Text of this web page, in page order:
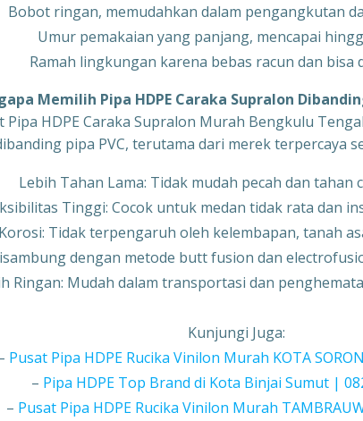
Bobot ringan, memudahkan dalam pengangkutan
Umur pemakaian yang panjang, mencapai
Ramah lingkungan karena bebas racun dan bisa
Memilih Pipa HDPE Caraka Supralon
Pipa HDPE Caraka Supralon Murah Bengkulu
pipa PVC, terutama dari merek terpercaya
Lebih Tahan Lama: Tidak mudah pecah dan tahan
Tinggi: Cocok untuk medan tidak rata dan
Tidak terpengaruh oleh kelembapan, tanah
dengan metode butt fusion dan
Ringan: Mudah dalam transportasi dan
Kunjungi Juga:
Pusat Pipa HDPE Rucika Vinilon Murah KOTA
– Pipa HDPE Top Brand di Kota Binjai Sumut |
– Pusat Pipa HDPE Rucika Vinilon Murah